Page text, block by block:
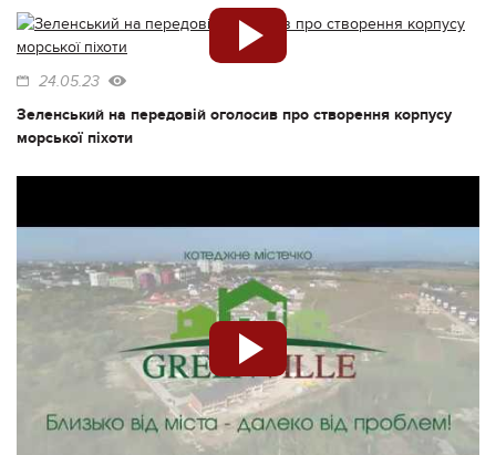
24.05.23
Зеленський на передовій оголосив про створення корпусу
морської піхоти